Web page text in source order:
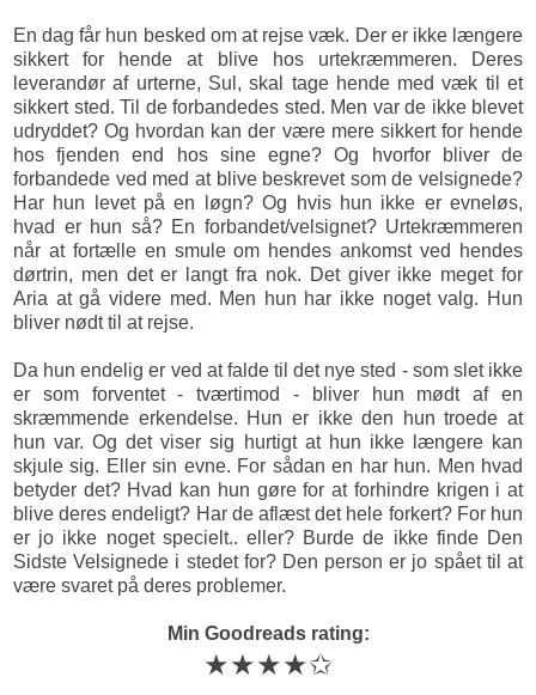
En dag får hun besked om at rejse væk. Der er ikke længere
sikkert for hende at blive hos urtekræmmeren. Deres
leverandør af urterne, Sul, skal tage hende med væk til et
sikkert sted. Til de forbandedes sted. Men var de ikke blevet
udryddet? Og hvordan kan der være mere sikkert for hende
hos fjenden end hos sine egne? Og hvorfor bliver de
forbandede ved med at blive beskrevet som de velsignede?
Har hun levet på en løgn? Og hvis hun ikke er evneløs,
hvad er hun så? En forbandet/velsignet? Urtekræmmeren
når at fortælle en smule om hendes ankomst ved hendes
dørtrin, men det er langt fra nok. Det giver ikke meget for
Aria at gå videre med. Men hun har ikke noget valg. Hun
bliver nødt til at rejse.
Da hun endelig er ved at falde til det nye sted - som slet ikke
er som forventet - tværtimod - bliver hun mødt af en
skræmmende erkendelse. Hun er ikke den hun troede at
hun var. Og det viser sig hurtigt at hun ikke længere kan
skjule sig. Eller sin evne. For sådan en har hun. Men hvad
betyder det? Hvad kan hun gøre for at forhindre krigen i at
blive deres endeligt? Har de aflæst det hele forkert? For hun
er jo ikke noget specielt.. eller? Burde de ikke finde Den
Sidste Velsignede i stedet for? Den person er jo spået til at
være svaret på deres problemer.
Min Goodreads rating:
★★★★✩